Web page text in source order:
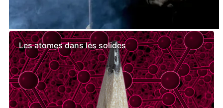
Leçons semblables
Les atomes dans les solides